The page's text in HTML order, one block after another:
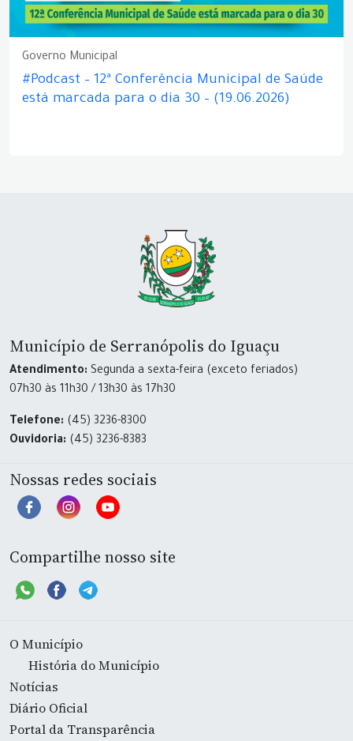
Governo Municipal
#Podcast – 12ª Conferência Municipal de Saúde
está marcada para o dia 30 – (19.06.2026)
Município de Serranópolis do Iguaçu
Atendimento: Segunda a sexta-feira (exceto feriados)
07h30 às 11h30 / 13h30 às 17h30
Telefone: (45) 3236-8300
Ouvidoria: (45) 3236-8383
Nossas redes sociais
Compartilhe nosso site
O Município
História do Município
Notícias
Diário Oficial
Portal da Transparência